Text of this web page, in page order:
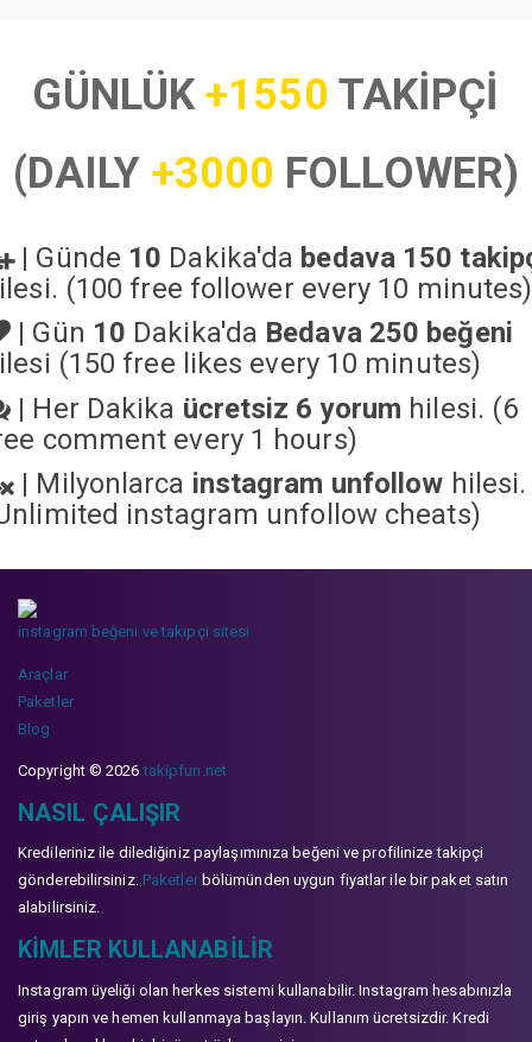
GÜNLÜK+1550 TAKİPÇİ
(DAILY +3000 FOLLOWER)
| Günde 10 Dakika'da bedava 150
(100 free follower every 10 minutes)
| Gün 10 Dakika'da Bedava 250 beğeni
(150 free likes every 10 minutes)
| Her Dakika ücretsiz 6 yorum hilesi. (6
comment every 1 hours)
| Milyonlarca instagram unfollow hilesi.
instagram unfollow cheats)
instagram beğeni ve takipçi sitesi
Araçlar
Paketler
Blog
Copyright © 2026takipfun.net
NASIL ÇALIŞIR
Kredileriniz ile dilediğiniz paylaşımınıza beğeni ve profilinize takipçi
gönderebilirsiniz. Paketlerbölümünden uygun fiyatlar ile bir paket satın
alabilirsiniz.
KIMLER KULLANABILIR
Instagram üyeliği olan herkes sistemi kullanabilir. Instagram hesabınızla
giriş yapın ve hemen kullanmaya başlayın. Kullanım ücretsizdir. Kredi